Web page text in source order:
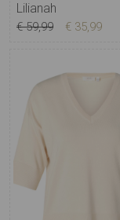
Lilianah
€ 59,99 € 35,99